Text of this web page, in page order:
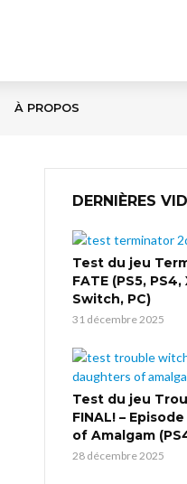
À PROPOS
DERNIÈRES
Test du jeu
FATE (PS5, PS4,
Switch, PC)
31 décembre 2025
Test du jeu
FINAL! –
of Amalgam
28 décembre 2025